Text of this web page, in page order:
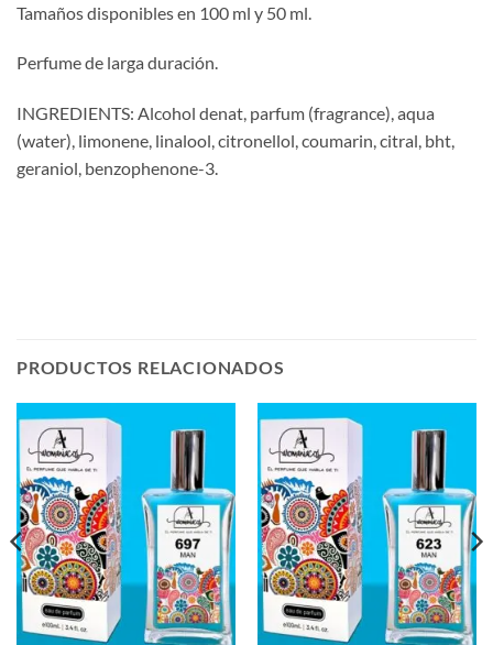
Tamaños disponibles en 100 ml y 50 ml.
Perfume de larga duración.
INGREDIENTS: Alcohol denat, parfum (fragrance), aqua
(water), limonene, linalool, citronellol, coumarin, citral, bht,
geraniol, benzophenone-3.
PRODUCTOS RELACIONADOS